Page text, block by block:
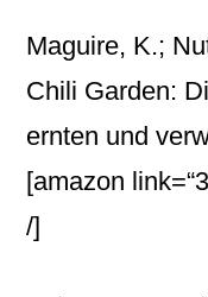
Maguire, K.;
Chili Garden:
ernten und
[amazon
/]